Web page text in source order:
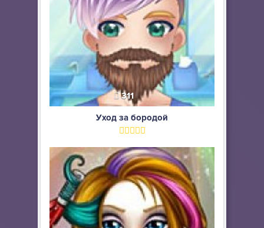
311
Уход за бородой